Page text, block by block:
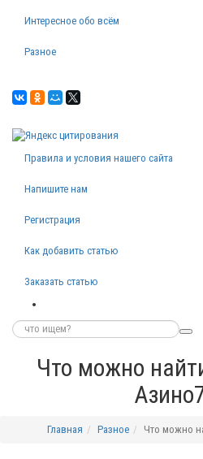
Интересное обо всём
Разное
Правила и условия нашего сайта
Напишите нам
Регистрация
Как добавить статью
Заказать статью
Что можно
Главная Разное Что можно